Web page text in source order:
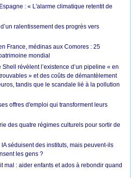
: « L'alarme climatique retentit de
ralentissement des progrès vers
France, médinas aux Comores : 25
mondial
révèlent l’existence d’un pipeline « en
» et des coûts de démantèlement
tandis que le scandale lié à la pollution
offres d'emploi qui transforment leurs
des quatre régimes culturels pour sortir de
séduisent des instituts, mais peuvent-ils
les gens ?
mal : aider enfants et ados à rebondir quand